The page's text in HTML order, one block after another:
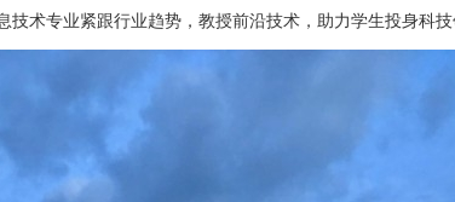
术专业紧跟行业趋势，教授前沿技术，助力学生投身科技